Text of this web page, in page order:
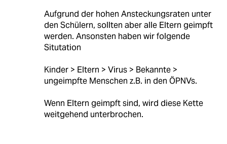
Aufgrund der hohen Ansteckungsraten unter
den Schülern, sollten aber alle Eltern geimpft
werden. Ansonsten haben wir folgende
Situtation
Kinder > Eltern > Virus > Bekannte >
ungeimpfte Menschen z.B. in den ÖPNVs.
Wenn Eltern geimpft sind, wird diese Kette
weitgehend unterbrochen.